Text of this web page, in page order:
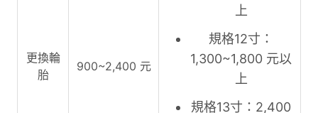
更換輪
胎
900~2,400 元
上
規格12寸：
1,300~1,800 元以
上
規格13寸：2,400